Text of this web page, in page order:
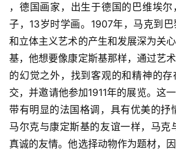
艺
坛
快
讯
书
法
征
稿
，德国画家，出生于德国的巴维埃
子，13岁时学画。1907年，马克到
和立体主义艺术的产生和发展深为关
基，他想要像康定斯基那样，通过艺
的幻觉之外，找到客观的和精神的
交，并邀请他参加1911年的展览。这
带有明显的法国格调，具有优美的抒
马尔克与康定斯基的友谊一样，马克
真诚的友情。他选择动物作为题材，